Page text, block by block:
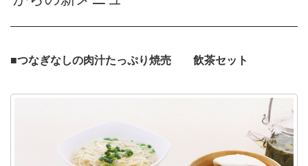
■つなぎなしの肉汁たっぷり焼売 飲茶セット